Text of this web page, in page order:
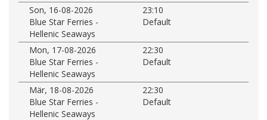
Son, 16-08-2026
23:10
Blue Star Ferries -
Hellenic Seaways
Default
Mon, 17-08-2026
22:30
Blue Star Ferries -
Hellenic Seaways
Default
Mär, 18-08-2026
22:30
Blue Star Ferries -
Hellenic Seaways
Default